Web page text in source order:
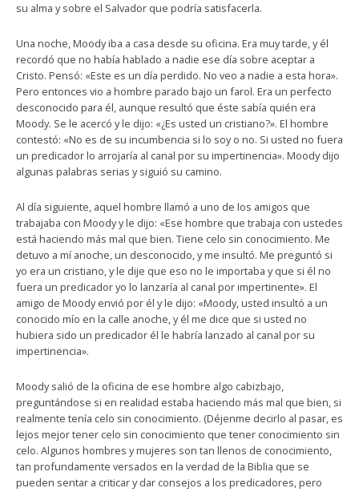
su alma y sobre el Salvador que podría satisfacerla.
Una noche, Moody iba a casa desde su oficina. Era muy tarde, y él
recordó que no había hablado a nadie ese día sobre aceptar a
Cristo. Pensó: «Este es un día perdido. No veo a nadie a esta hora».
Pero entonces vio a hombre parado bajo un farol. Era un perfecto
desconocido para él, aunque resultó que éste sabía quién era
Moody. Se le acercó y le dijo: «¿Es usted un cristiano?». El hombre
contestó: «No es de su incumbencia si lo soy o no. Si usted no fuera
un predicador lo arrojaría al canal por su impertinencia». Moody dijo
algunas palabras serias y siguió su camino.
Al día siguiente, aquel hombre llamó a uno de los amigos que
trabajaba con Moody y le dijo: «Ese hombre que trabaja con ustedes
está haciendo más mal que bien. Tiene celo sin conocimiento. Me
detuvo a mí anoche, un desconocido, y me insultó. Me preguntó si
yo era un cristiano, y le dije que eso no le importaba y que si él no
fuera un predicador yo lo lanzaría al canal por impertinente». El
amigo de Moody envió por él y le dijo: «Moody, usted insultó a un
conocido mío en la calle anoche, y él me dice que si usted no
hubiera sido un predicador él le habría lanzado al canal por su
impertinencia».
Moody salió de la oficina de ese hombre algo cabizbajo,
preguntándose si en realidad estaba haciendo más mal que bien, si
realmente tenía celo sin conocimiento. (Déjenme decirlo al pasar, es
lejos mejor tener celo sin conocimiento que tener conocimiento sin
celo. Algunos hombres y mujeres son tan llenos de conocimiento,
tan profundamente versados en la verdad de la Biblia que se
pueden sentar a criticar y dar consejos a los predicadores, pero